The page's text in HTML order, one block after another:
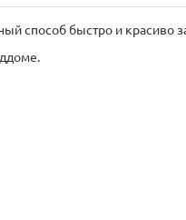
способ быстро и красиво